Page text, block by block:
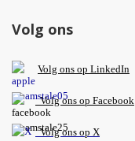
Volg ons
Volg ons op LinkedIn
Volg ons op Facebook
Volg ons op X